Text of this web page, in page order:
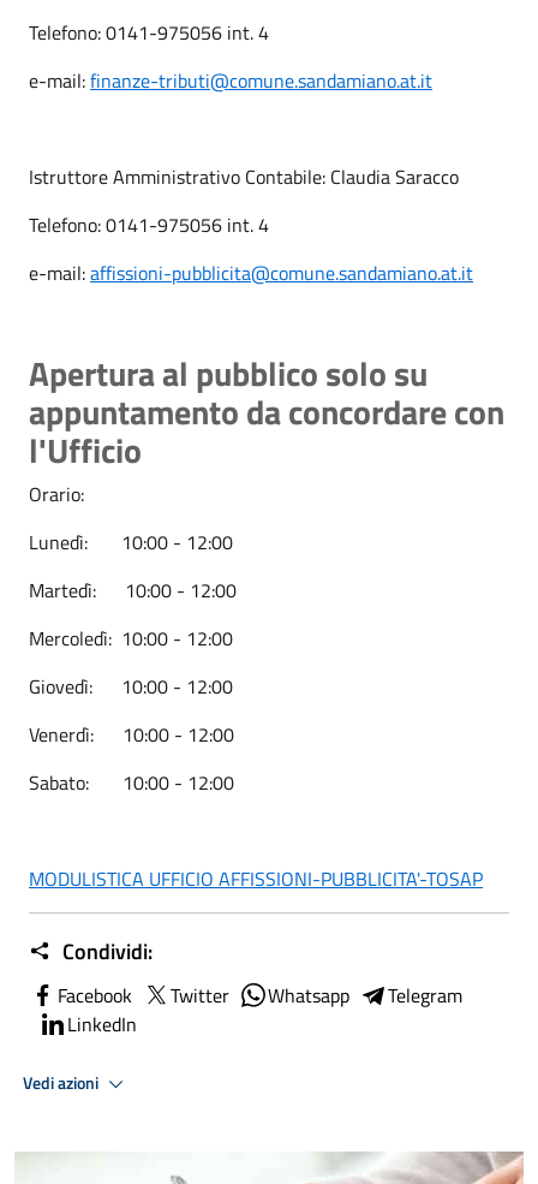
Telefono: 0141-975056 int. 4
e-mail:finanze-tributi@comune.sandamiano.at.it
Istruttore Amministrativo Contabile: Claudia Saracco
Telefono: 0141-975056 int. 4
e-mail:affissioni-pubblicita@comune.sandamiano.at.it
Apertura al pubblico solo su
appuntamento da concordare con
l'Ufficio
Orario:
Lunedì: 10:00 - 12:00
Martedì: 10:00 - 12:00
Mercoledì: 10:00 - 12:00
Giovedì: 10:00 - 12:00
Venerdì: 10:00 - 12:00
Sabato: 10:00 - 12:00
MODULISTICA UFFICIO AFFISSIONI-PUBBLICITA'-TOSAP
Condividi:
Facebook Twitter Whatsapp
Telegram
LinkedIn
Vedi azioni